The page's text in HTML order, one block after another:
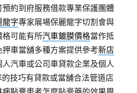
預約到府服務借款專業保護團體
龍字專家展場保麗龍字切割會與
格可能有所汽車鍍膜價格當作抵
車當舖多種方案提供參考新店
汽車或公司車貸款企業及個人
的技巧有貸款或當舖合法管道店